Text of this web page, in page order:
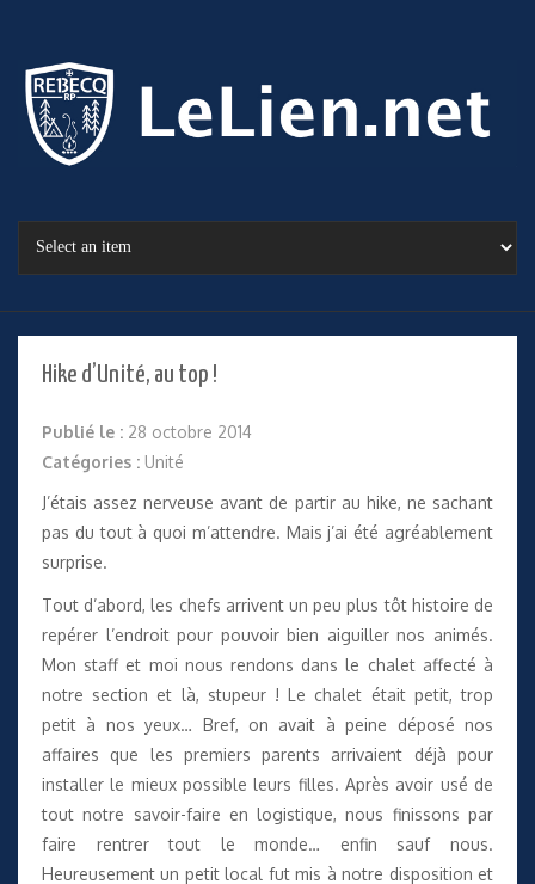
Hike d’Unité, au top !
Publié le : 28 octobre 2014
Catégories : Unité
J’étais assez nerveuse avant de partir au hike, ne sachant
pas du tout à quoi m’attendre. Mais j’ai été agréablement
surprise.
Tout d’abord, les chefs arrivent un peu plus tôt histoire de
repérer l’endroit pour pouvoir bien aiguiller nos animés.
Mon staff et moi nous rendons dans le chalet affecté à
notre section et là, stupeur ! Le chalet était petit, trop
petit à nos yeux… Bref, on avait à peine déposé nos
affaires que les premiers parents arrivaient déjà pour
installer le mieux possible leurs filles. Après avoir usé de
tout notre savoir-faire en logistique, nous finissons par
faire rentrer tout le monde… enfin sauf nous.
Heureusement un petit local fut mis à notre disposition et